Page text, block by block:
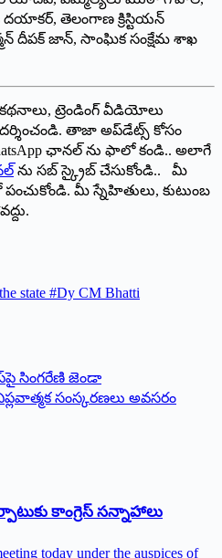
దయాకర్, తెలంగాణ క్రిస్టియన్
దీపక్ జాన్, సాంఘిక సంక్షేమ శాఖ
ట్రెండింగ్ వీడియోలు
తాజా అప్‌డేట్స్ కోసం
ఛానల్ ను ఫాలో కండి.. అలాగే
ను సబ్ స్క్రైబ్ చేసుకోండి.. మీ
మీ స్నేహితులు, కుటుంబ
state #Dy CM Bhatti
సింగరేణి జెండా
సంస్కరణలు అవసరం
కాంగ్రెస్‌ ‌సన్నాహాలు